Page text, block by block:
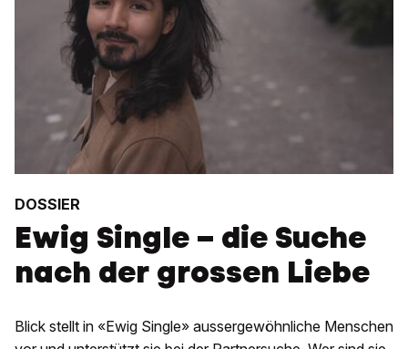
DOSSIER
Ewig Single – die Suche
nach der grossen Liebe
Blick stellt in «Ewig Single» aussergewöhnliche Menschen